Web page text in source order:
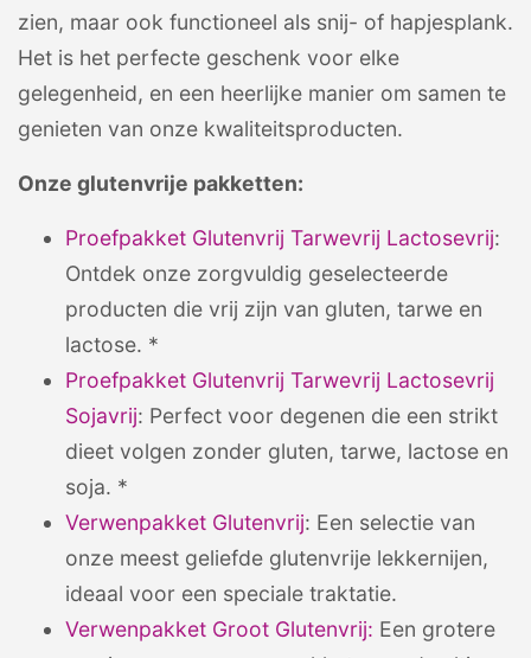
zien, maar ook functioneel als snij- of hapjesplank.
Het is het perfecte geschenk voor elke
gelegenheid, en een heerlijke manier om samen te
genieten van onze kwaliteitsproducten.
Onze glutenvrije pakketten:
Proefpakket Glutenvrij Tarwevrij Lactosevrij:
Ontdek onze zorgvuldig geselecteerde
producten die vrij zijn van gluten, tarwe en
lactose. *
Proefpakket Glutenvrij Tarwevrij Lactosevrij
Sojavrij: Perfect voor degenen die een strikt
dieet volgen zonder gluten, tarwe, lactose en
soja. *
Verwenpakket Glutenvrij: Een selectie van
onze meest geliefde glutenvrije lekkernijen,
ideaal voor een speciale traktatie.
Verwenpakket Groot Glutenvrij: Een grotere